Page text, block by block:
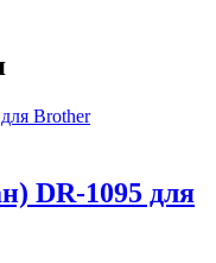
DR-1095 для